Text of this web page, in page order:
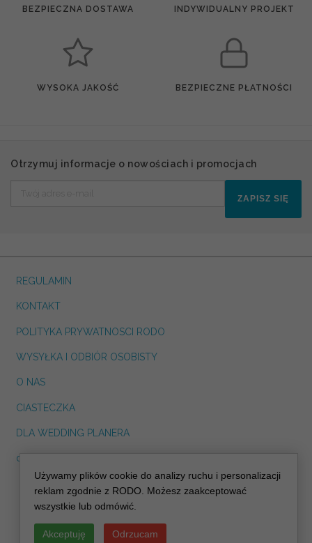
BEZPIECZNA DOSTAWA INDYWIDUALNY PROJEKT
WYSOKA JAKOŚĆ BEZPIECZNE PŁATNOŚCI
Otrzymuj informacje o nowościach i promocjach
ZAPISZ SIĘ
REGULAMIN
KONTAKT
POLITYKA PRYWATNOSCI RODO
WYSYŁKA I ODBIÓR OSOBISTY
O NAS
CIASTECZKA
DLA WEDDING PLANERA
dreskot.com
info@decoris.pl
Używamy plików cookie do analizy ruchu i personalizacji
reklam zgodnie z RODO. Możesz zaakceptować
wszystkie lub odmówić.
Akceptuję Odrzucam